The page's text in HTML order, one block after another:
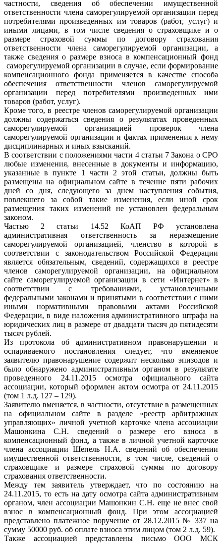
частности, сведения об обеспечении имущественной
ответственности члена саморегулируемой организации перед
потребителями произведенных им товаров (работ, услуг) и
иными лицами, в том числе сведения о страховщике и о
размере страховой суммы по договору страхования
ответственности члена саморегулируемой организации, а
также сведения о размере взноса в компенсационный фонд
саморегулируемой организации в случае, если формирование
компенсационного фонда применяется в качестве способа
обеспечения ответственности членов саморегулируемой
организации перед потребителями произведенных ими
товаров (работ, услуг).
Кроме того, в реестре членов саморегулируемой организации
должны содержаться сведения о результатах проведенных
саморегулируемой организацией проверок члена
саморегулируемой организации и фактах применения к нему
дисциплинарных и иных взысканий.
В соответствии с положениями части 4 статьи 7 Закона о СРО
любые изменения, внесенные в документы и информацию,
указанные в пункте 1 части 2 этой статьи, должны быть
размещены на официальном сайте в течение пяти рабочих
дней со дня, следующего за днем наступления события,
повлекшего за собой такие изменения, если иной срок
размещения таких изменений не установлен федеральным
законом.
Частью 2 статьи 14.52 КоАП РФ установлена
административная ответственность за неразмещение
саморегулируемой организацией, членство в которой в
соответствии с законодательством Российской Федерации
является обязательным, сведений, содержащихся в реестре
членов саморегулируемой организации, на официальном
сайте саморегулируемой организации в сети «Интернет» в
соответствии с требованиями, установленными
федеральными законами и принятыми в соответствии с ними
иными нормативными правовыми актами Российской
Федерации, в виде наложения административного штрафа на
юридических лиц в размере от двадцати тысяч до пятидесяти
тысяч рублей.
Из протокола об административном правонарушении и
оспариваемого постановления следует, что вменяемое
заявителю правонарушение содержит несколько эпизодов и
было обнаружено административным органом в результате
проведенного 24.11.2015 осмотра официального сайта
ассоциации, который оформлен актом осмотра от 24.11.2015
(том 1 л.д. 127 – 129).
Заявителю вменяется, в частности, отсутствие в размещенных
на официальном сайте в разделе «реестр арбитражных
управляющих» личной учетной карточке члена ассоциации
Машонкина С.Н. сведений о размере его взноса в
компенсационный фонд, а также в личной учетной карточке
члена ассоциации Шепель Н.А. сведений об обеспечении
имущественной ответственности, в том числе, сведений о
страховщике и размере страховой суммы по договору
страхования ответственности.
Между тем заявитель утверждает, что по состоянию на
24.11.2015, то есть на дату осмотра сайта административным
органом, член ассоциации Машонкин С.Н. еще не внес свой
взнос в компенсационный фонд. При этом ассоциацией
представлено платежное поручение от 28.12.2015 № 337 на
сумму 50000 руб. об оплате взноса этим лицом (том 2 л.д. 59).
Также ассоциацией представлены письмо ООО МСК